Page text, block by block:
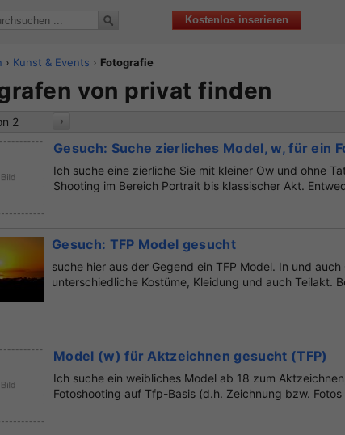
Kostenlos inserieren
› Kunst & Events › Fotografie
von privat finden
2 ›
Gesuch: Suche zierliches Model, w, für ein
Ich suche eine zierliche Sie mit kleiner Ow und ohne
Shooting im Bereich Portrait bis klassischer Akt.
Gesuch: TFP Model gesucht
suche hier aus der Gegend ein TFP Model. In und auch
unterschiedliche Kostüme, Kleidung und auch Teilakt.
Model (w) für Aktzeichnen gesucht (TFP)
Ich suche ein weibliches Model ab 18 zum
Fotoshooting auf Tfp-Basis (d.h. Zeichnung bzw.